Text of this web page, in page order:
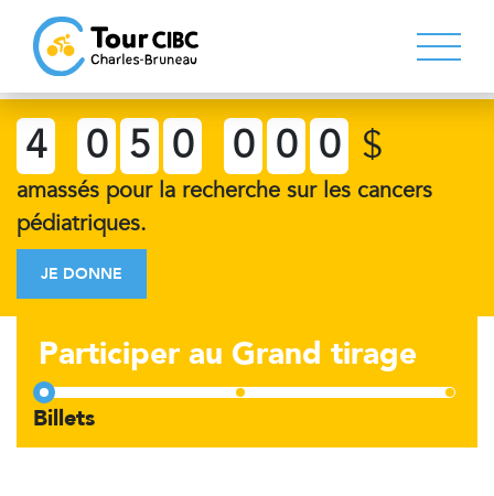
4 0 5 0 0 0 0 $
amassés pour la recherche sur les cancers
pédiatriques.
JE DONNE
Participer au Grand tirage